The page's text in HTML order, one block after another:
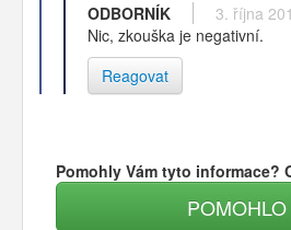
ODBORNÍK
3. října
Nic, zkouška je negativní.
Reagovat
Pomohly Vám tyto informace?